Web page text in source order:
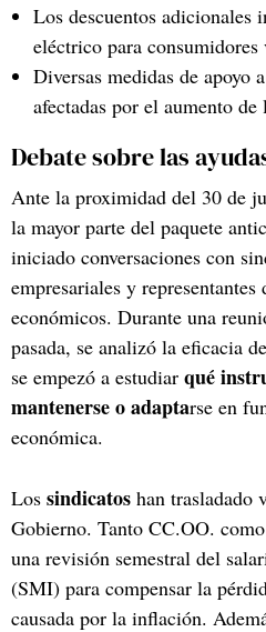
Los descuentos adicionales
eléctrico para consumidores
Diversas medidas de apoyo
afectadas por el aumento de
Debate sobre las
Ante la proximidad del 30 de
la mayor parte del paquete
iniciado conversaciones con
empresariales y
económicos. Durante una
pasada, se analizó la eficacia
se empezó a estudiar qué
mantenerse o adaptarse en
económica.
Los sindicatos han trasladado
Gobierno. Tanto CC.OO.
una revisión semestral del
(SMI) para compensar la
causada por la inflación.